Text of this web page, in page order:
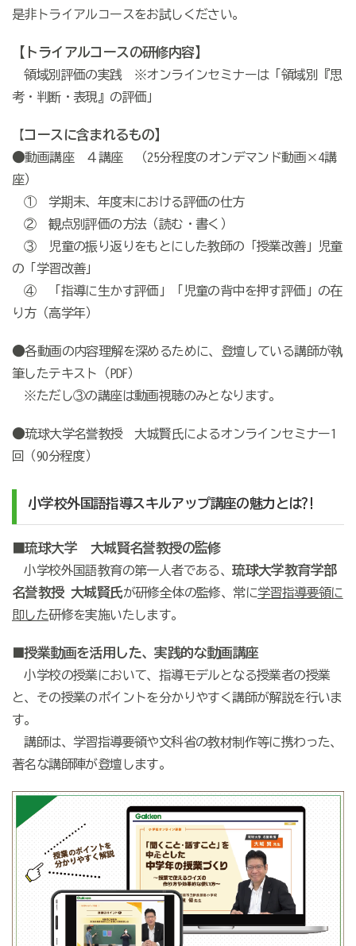
是非トライアルコースをお試しください。
【トライアルコースの研修内容】
領域別評価の実践 ※オンラインセミナーは「領域別『思
考・判断・表現』の評価」
【コースに含まれるもの】
●動画講座 ４講座 （25分程度のオンデマンド動画×4講
座）
① 学期末、年度末における評価の仕方
② 観点別評価の方法（読む・書く）
③ 児童の振り返りをもとにした教師の「授業改善」児童
の「学習改善」
④ 「指導に生かす評価」「児童の背中を押す評価」の在
り方（高学年）
●各動画の内容理解を深めるために、登壇している講師が執
筆したテキスト（PDF）
※ただし③の講座は動画視聴のみとなります。
●琉球大学名誉教授 大城賢氏によるオンラインセミナー1
回（90分程度）
小学校外国語指導スキルアップ講座の魅力とは?!
■琉球大学 大城賢名誉教授の監修
小学校外国語教育の第一人者である、琉球大学教育学部
名誉教授 大城賢氏が研修全体の監修、常に学習指導要領に
即した研修を実施いたします。
■授業動画を活用した、実践的な動画講座
小学校の授業において、指導モデルとなる授業者の授業
と、その授業のポイントを分かりやすく講師が解説を行いま
す。
講師は、学習指導要領や文科省の教材制作等に携わった、
著名な講師陣が登壇します。